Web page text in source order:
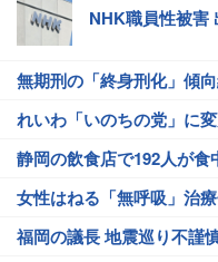
NHK職員性被害
無期刑の「終身刑化」傾向
れいわ「いのちの党」に
静岡の飲食店で192人が食
女性はねる「無呼吸」治
福岡の議長 地震巡り不謹